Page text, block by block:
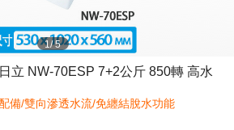
1/5
立 NW-70ESP 7+2公斤 850轉 高水
備/雙向滲透水流/免纏結脫水功能